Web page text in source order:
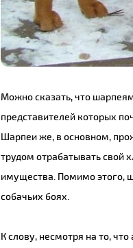
Можно сказать, что
представителей которых
Шарпеи же, в основном,
трудом отрабатывать свой
имущества. Помимо этого,
собачьих боях.
К слову, несмотря на то,